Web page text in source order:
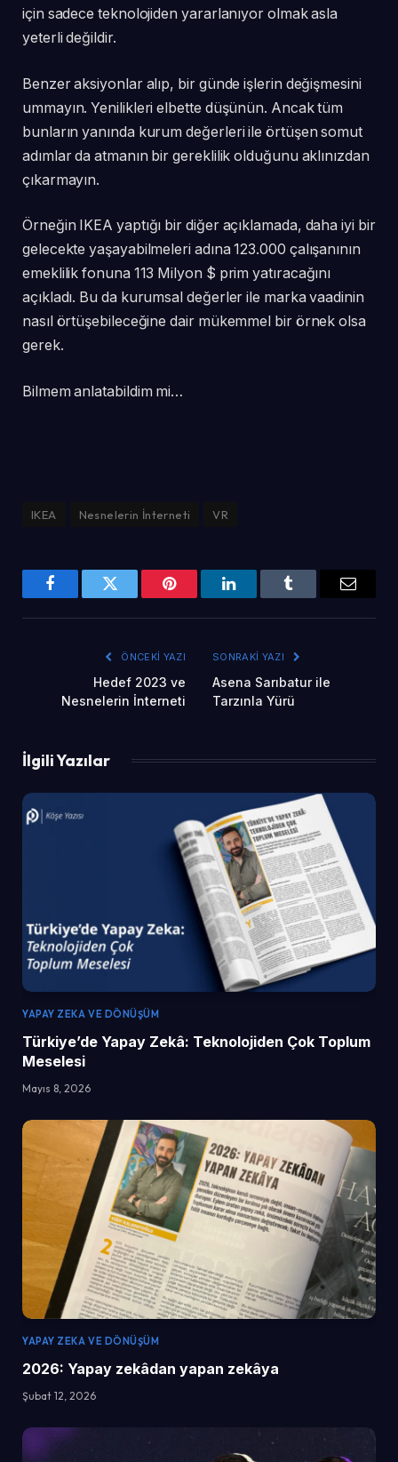
için sadece teknolojiden yararlanıyor olmak asla
yeterli değildir.
Benzer aksiyonlar alıp, bir günde işlerin değişmesini
ummayın. Yenilikleri elbette düşünün. Ancak tüm
bunların yanında kurum değerleri ile örtüşen somut
adımlar da atmanın bir gereklilik olduğunu aklınızdan
çıkarmayın.
Örneğin IKEA yaptığı bir diğer açıklamada, daha iyi bir
gelecekte yaşayabilmeleri adına 123.000 çalışanının
emeklilik fonuna 113 Milyon $ prim yatıracağını
açıkladı. Bu da kurumsal değerler ile marka vaadinin
nasıl örtüşebileceğine dair mükemmel bir örnek olsa
gerek.
Bilmem anlatabildim mi…
IKEA Nesnelerin İnterneti VR
FacebookTwitter Pinterest LinkedInTumblr Email
ÖNCEKI YAZI
Hedef 2023 ve
Nesnelerin İnterneti
SONRAKI YAZI
Asena Sarıbatur ile
Tarzınla Yürü
İlgili Yazılar
YAPAY ZEKA VE DÖNÜŞÜM
Türkiye’de Yapay Zekâ: Teknolojiden Çok Toplum
Meselesi
Mayıs 8, 2026
YAPAY ZEKA VE DÖNÜŞÜM
2026: Yapay zekâdan yapan zekâya
Şubat 12, 2026